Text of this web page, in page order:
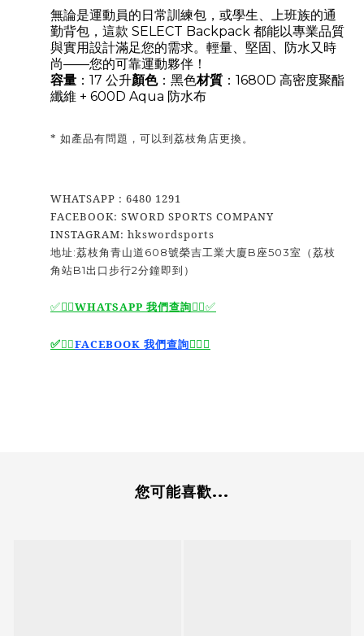
無論是運動員的日常訓練包，或學生、上班族的通
勤背包，這款 SELECT Backpack 都能以專業品質
與實用設計滿足您的需求。輕量、堅固、防水又時
尚——您的可靠運動夥伴！
容量 ：17 公升顏色：黑色材質 ：1680D 高密度聚酯
纖維 + 600D Aqua 防水布
* 如產品有問題，可以到荔枝角店更換。
WHATSAPP : 6480 1291
FACEBOOK: SWORD SPORTS COMPANY
INSTAGRAM: hkswordsports
地址:荔枝角青山道608號榮吉工業大廈B座503室（荔枝
角站B1出口步行2分鐘即到）
✅🙆‍♂️WHATSAPP 我們查詢🙆‍♂️✅
✅🙆‍♂️FACEBOOK 我們查詢🙆‍♂️✅
您可能喜歡...